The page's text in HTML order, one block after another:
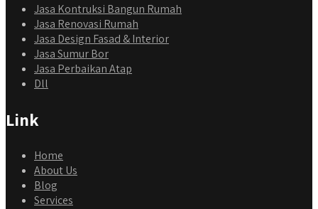
Jasa Kontruksi Bangun Rumah
Jasa Renovasi Rumah
Jasa Design Fasad & Interior
Jasa Sumur Bor
Jasa Perbaikan Atap
Dll
Link
Home
About Us
Blog
Services